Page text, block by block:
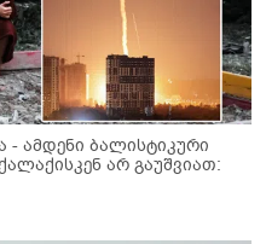
- ამდენი ბალისტიკური
არ გაუშვიათ: